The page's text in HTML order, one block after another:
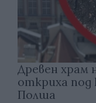
Древен храм
откриха под
Полша